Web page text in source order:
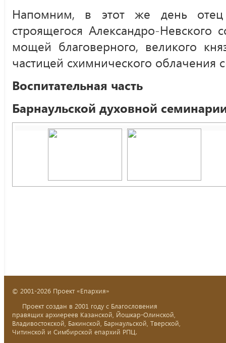
Напомним, в этот же день отец
строящегося Александро-Невского
мощей благоверного, великого
частицей схимнического облачения
Воспитательная часть
Барнаульской духовной
© 2001-2026 Проект «Епархия»
Проект создан в 2001 году с Благословения
правящих архиереев Казанской, Йошкар-Олинской,
Владивостокской, Бакинской, Барнаульской, Тверской,
Читинской и Симбирской епархий РПЦ.